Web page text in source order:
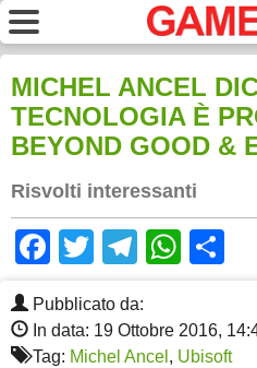
MICHEL ANCEL
TECNOLOGIA È
BEYOND GOOD &
Risvolti interessanti
Facebook
Twitter
Pubblicato da:
In data: 19 Ottobre 2016,
Tag: Michel Ancel , Ubisoft